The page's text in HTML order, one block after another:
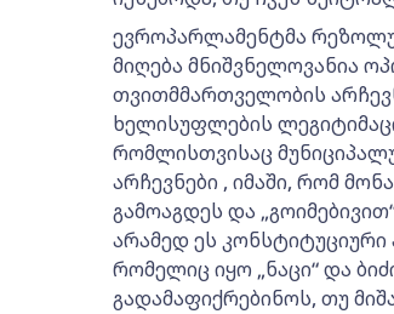
ევროპარლამენტმა
მიღება მნიშვნელოვანია
თვითმმართველობის
ხელისუფლების
რომლისთვისაც
არჩევნები , იმაში, რომ
გამოაგდეს და
არამედ ეს
რომელიც იყო „ნაცი“ და
გადამაფიქრებინოს, თუ